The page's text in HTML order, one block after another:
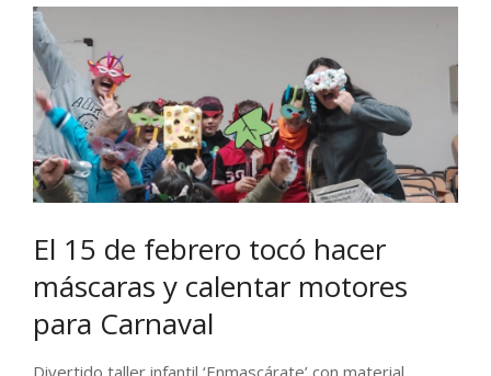
El 15 de febrero tocó hacer
máscaras y calentar motores
para Carnaval